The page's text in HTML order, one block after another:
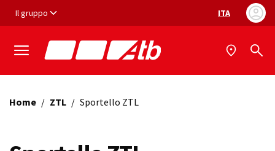
Vai ai contenuti
Vai al footer
Il gruppo Selezione
ITA
Home / ZTL / Sportello ZTL